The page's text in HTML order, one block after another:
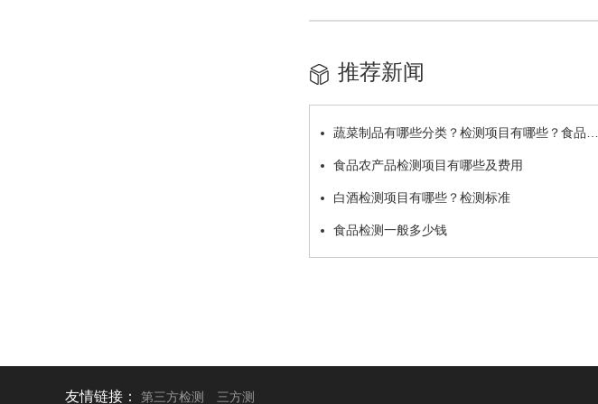
推荐新闻
蔬菜制品有哪些分类？检测项目有哪些？食品…
食品农产品检测项目有哪些及费用
白酒检测项目有哪些？检测标准
食品检测一般多少钱
友情链接： 第三方检测 三方测